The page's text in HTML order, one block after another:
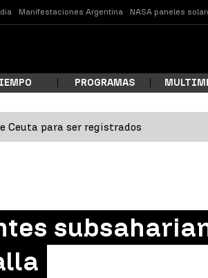
Manifestaciones Argentina NASA paneles
PROGRAMAS
Ceuta para ser registrados